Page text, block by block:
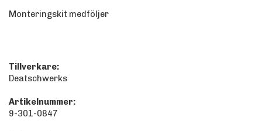
Monteringskit medföljer
Tillverkare:
Deatschwerks
Artikelnummer:
9-301-0847